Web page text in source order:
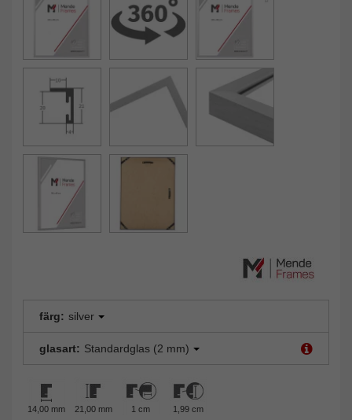
färg: silver
glasart: Standardglas (2 mm)
14,00 mm 21,00 mm 1 cm 1,99 cm